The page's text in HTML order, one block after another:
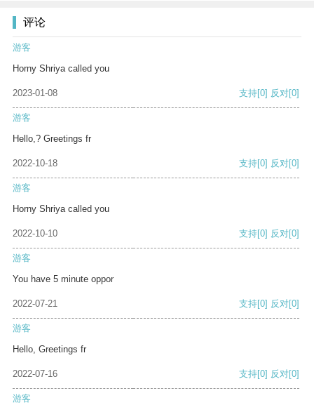
评论
游客
Horny Shriya called you
2023-01-08 支持[0] 反对[0]
游客
Hello,? Greetings fr
2022-10-18 支持[0] 反对[0]
游客
Horny Shriya called you
2022-10-10 支持[0] 反对[0]
游客
You have 5 minute oppor
2022-07-21 支持[0] 反对[0]
游客
Hello, Greetings fr
2022-07-16 支持[0] 反对[0]
游客